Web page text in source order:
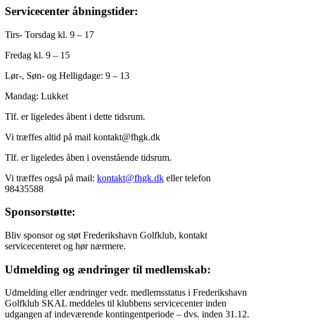
Servicecenter åbningstider:
Tirs- Torsdag kl. 9 – 17
Fredag kl. 9 – 15
Lør-, Søn- og Helligdage: 9 – 13
Mandag: Lukket
Tlf. er ligeledes åbent i dette tidsrum.
Vi træffes altid på mail kontakt@fhgk.dk
Tlf. er ligeledes åben i ovenstående tidsrum.
Vi træffes også på mail: kontakt@fhgk.dk eller telefon
98435588
Sponsorstøtte:
Bliv sponsor og støt Frederikshavn Golfklub, kontakt
servicecenteret og hør nærmere.
Udmelding og ændringer til medlemskab:
Udmelding eller ændringer vedr. medlemsstatus i Frederikshavn
Golfklub SKAL meddeles til klubbens servicecenter inden
udgangen af indeværende kontingentperiode – dvs. inden 31.12.